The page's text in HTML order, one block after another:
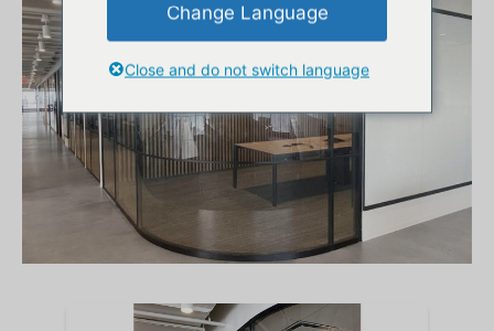
Change Language
Close and do not switch language